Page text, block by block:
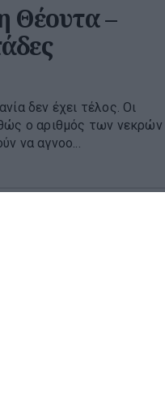
Θέουτα –
δεν έχει τέλος. Οι
ο αριθμός των νεκρών
να αγνοο...